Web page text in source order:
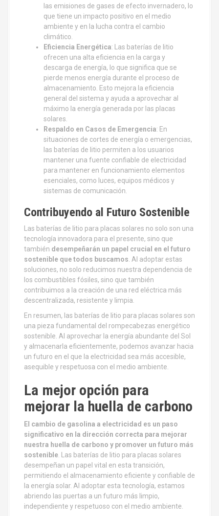
las emisiones de gases de efecto invernadero, lo
que tiene un impacto positivo en el medio
ambiente y en la lucha contra el cambio
climático.
Eficiencia Energética: Las baterías de litio
ofrecen una alta eficiencia en la carga y
descarga de energía, lo que significa que se
pierde menos energía durante el proceso de
almacenamiento. Esto mejora la eficiencia
general del sistema y ayuda a aprovechar al
máximo la energía generada por las placas
solares.
Respaldo en Casos de Emergencia: En
situaciones de cortes de energía o emergencias,
las baterías de litio permiten a los usuarios
mantener una fuente confiable de electricidad
para mantener en funcionamiento elementos
esenciales, como luces, equipos médicos y
sistemas de comunicación.
Contribuyendo al Futuro Sostenible
Las baterías de litio para placas solares no solo son una
tecnología innovadora para el presente, sino que
también desempeñarán un papel crucial en el futuro
sostenible que todos buscamos. Al adoptar estas
soluciones, no solo reducimos nuestra dependencia de
los combustibles fósiles, sino que también
contribuimos a la creación de una red eléctrica más
descentralizada, resistente y limpia.
En resumen, las baterías de litio para placas solares son
una pieza fundamental del rompecabezas energético
sostenible. Al aprovechar la energía abundante del Sol
y almacenarla eficientemente, podemos avanzar hacia
un futuro en el que la electricidad sea más accesible,
asequible y respetuosa con el medio ambiente.
La mejor opción para
mejorar la huella de carbono
El cambio de gasolina a electricidad es un paso
significativo en la dirección correcta para mejorar
nuestra huella de carbono y promover un futuro más
sostenible. Las baterías de litio para placas solares
desempeñan un papel vital en esta transición,
permitiendo el almacenamiento eficiente y confiable de
la energía solar. Al adoptar esta tecnología, estamos
abriendo las puertas a un futuro más limpio,
independiente y respetuoso con el medio ambiente.